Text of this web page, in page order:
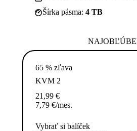
Šírka pásma: 4 TB
65 % zľava
KVM 2
21,99 €
7,79 €/mes.
Vybrať si balíček